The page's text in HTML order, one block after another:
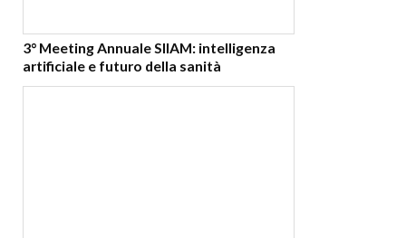
3° Meeting Annuale SIIAM: intelligenza
artificiale e futuro della sanità